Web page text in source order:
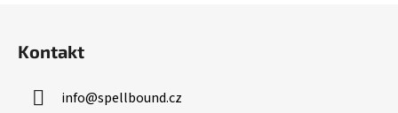
Kontakt
info@spellbound.cz